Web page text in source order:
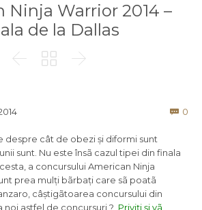
Ninja Warrior 2014 –
de la Dallas
  
 0
despre cât de obezi și diformi sunt
sunt. Nu este însã cazul tipei din finala
a concursului American Ninja
prea mulți bãrbați care sã poatã
câștigãtoarea concursului din
noi astfel de concursuri ? Priviți și vã